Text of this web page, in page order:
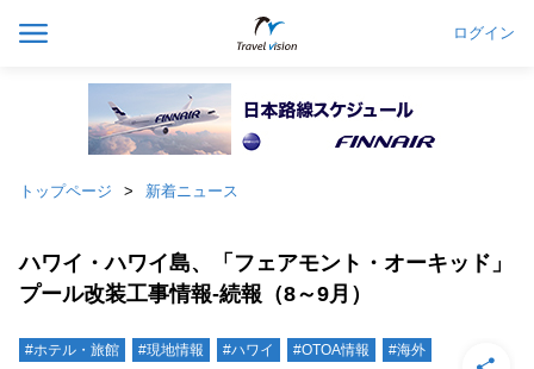
ログイン
トップページ 新着ニュース
ハワイ・ハワイ島、「フェアモント・オーキッド」
プール改装工事情報‐続報（8～9月）
#ホテル・旅館 #現地情報 #ハワイ #OTOA情報 #海外